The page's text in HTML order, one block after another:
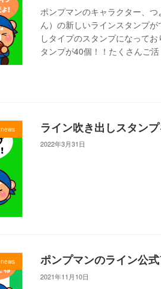
ポンプマンのキャラクター、
ん）の新しいラインスタンプ
しタイプのスタンプになって
タンプが40個！！たくさんご
news ライン吹き出しスタン
2022年3月31日
news ポンプマンのライン公
2021年11月10日